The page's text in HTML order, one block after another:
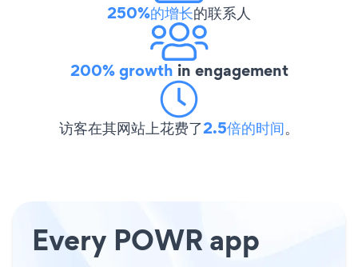
250%的增长的联系人
200% growth in engagement
访客在其网站上花费了2.5倍的时间。
Every POWR app